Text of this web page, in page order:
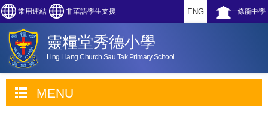
常用連結 非華語學生支援 一條龍中學
ENG
靈糧堂秀德小學
Ling Liang Church Sau Tak Primary School
MENU